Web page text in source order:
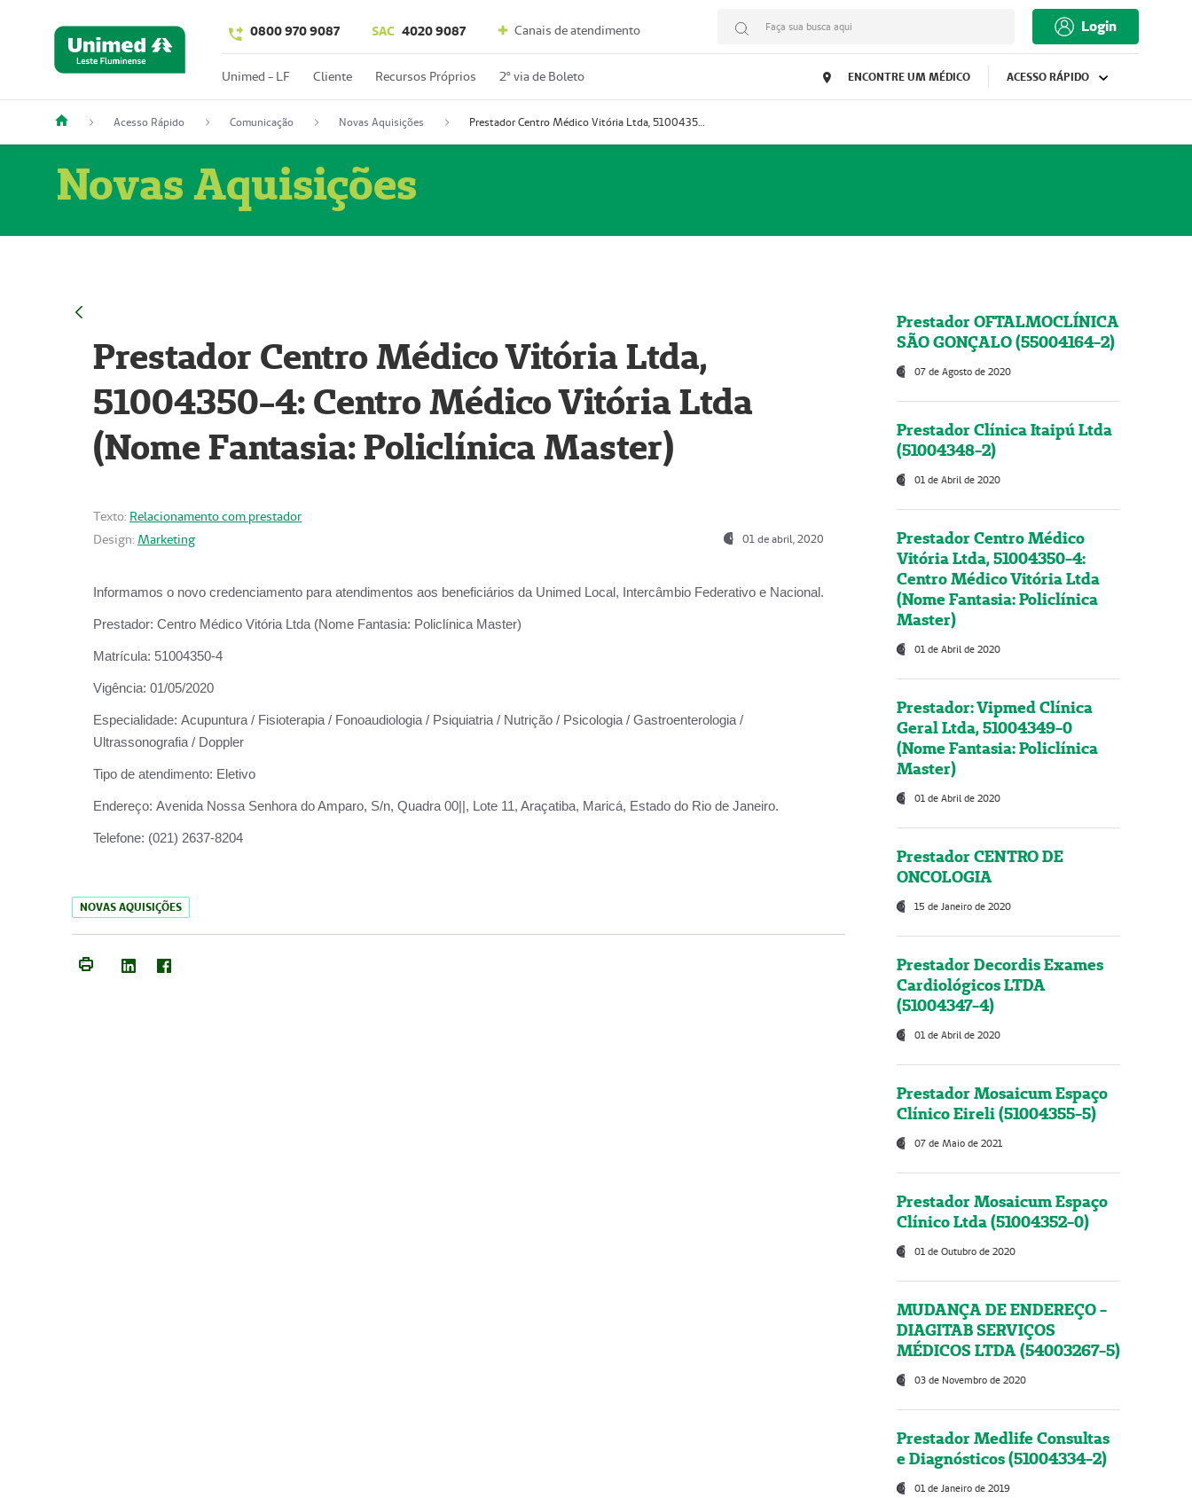
0800 970 9087 SAC 4020 9087 Canais de atendimento Faça sua busca aqui Login
Unimed - LF Cliente Recursos Próprios 2º via de Boleto ENCONTRE UM MÉDICO ACESSO RÁPIDO
Acesso Rápido Comunicação Novas Aquisições Prestador Centro Médico Vitória Ltda, 51004350-4: Centro Médico Vitória Ltda (Nome Fantasia: Policlínica Master)
Novas Aquisições
Prestador Centro Médico Vitória Ltda,
51004350-4: Centro Médico Vitória Ltda
(Nome Fantasia: Policlínica Master)
Texto: Relacionamento com prestador
Design: Marketing 01 de abril, 2020
Informamos o novo credenciamento para atendimentos aos beneficiários da Unimed Local, Intercâmbio Federativo e Nacional.
Prestador: Centro Médico Vitória Ltda (Nome Fantasia: Policlínica Master)
Matrícula: 51004350-4
Vigência: 01/05/2020
Especialidade: Acupuntura / Fisioterapia / Fonoaudiologia / Psiquiatria / Nutrição / Psicologia / Gastroenterologia /
Ultrassonografia / Doppler
Tipo de atendimento: Eletivo
Endereço: Avenida Nossa Senhora do Amparo, S/n, Quadra 00||, Lote 11, Araçatiba, Maricá, Estado do Rio de Janeiro.
Telefone: (021) 2637-8204
NOVAS AQUISIÇÕES
Prestador OFTALMOCLÍNICA
SÃO GONÇALO (55004164-2)
07 de Agosto de 2020
Prestador Clínica Itaipú Ltda
(51004348-2)
01 de Abril de 2020
Prestador Centro Médico
Vitória Ltda, 51004350-4:
Centro Médico Vitória Ltda
(Nome Fantasia: Policlínica
Master)
01 de Abril de 2020
Prestador: Vipmed Clínica
Geral Ltda, 51004349-0
(Nome Fantasia: Policlínica
Master)
01 de Abril de 2020
Prestador CENTRO DE
ONCOLOGIA
15 de Janeiro de 2020
Prestador Decordis Exames
Cardiológicos LTDA
(51004347-4)
01 de Abril de 2020
Prestador Mosaicum Espaço
Clínico Eireli (51004355-5)
07 de Maio de 2021
Prestador Mosaicum Espaço
Clínico Ltda (51004352-0)
01 de Outubro de 2020
MUDANÇA DE ENDEREÇO -
DIAGITAB SERVIÇOS
MÉDICOS LTDA (54003267-5)
03 de Novembro de 2020
Prestador Medlife Consultas
e Diagnósticos (51004334-2)
01 de Janeiro de 2019